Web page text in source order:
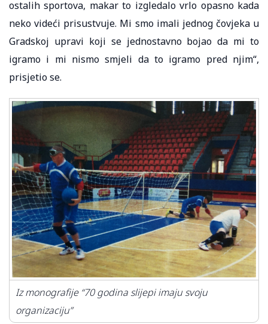
ostalih sportova, makar to izgledalo vrlo opasno kada
neko videći prisustvuje. Mi smo imali jednog čovjeka u
Gradskoj upravi koji se jednostavno bojao da mi to
igramo i mi nismo smjeli da to igramo pred njim“,
prisjetio se.
Iz monografije “70 godina slijepi imaju svoju
organizaciju”